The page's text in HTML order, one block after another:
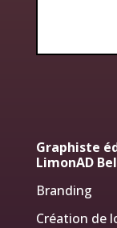
Graphiste
LimonAD
Branding
Création de